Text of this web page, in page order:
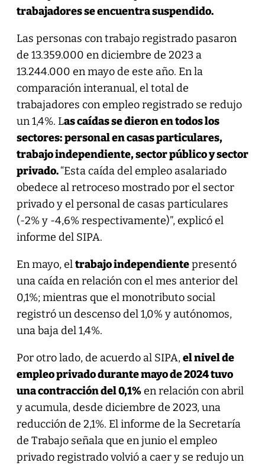
trabajadores se encuentra suspendido.
Las personas con trabajo registrado pasaron
de 13.359.000 en diciembre de 2023 a
13.244.000 en mayo de este año. En la
comparación interanual, el total de
trabajadores con empleo registrado se redujo
un 1,4%. Las caídas se dieron en todos los
sectores: personal en casas particulares,
trabajo independiente, sector público y sector
privado.“Esta caída del empleo asalariado
obedece al retroceso mostrado por el sector
privado y el personal de casas particulares
(-2% y -4,6% respectivamente)”, explicó el
informe del SIPA.
En mayo, eltrabajo independientepresentó
una caída en relación con el mes anterior del
0,1%; mientras que el monotributo social
registró un descenso del 1,0% y autónomos,
una baja del 1,4%.
Por otro lado, de acuerdo al SIPA,el nivel de
empleo privado durante mayo de 2024 tuvo
una contracción del 0,1%en relación con abril
y acumula, desde diciembre de 2023, una
reducción de 2,1%. El informe de la Secretaría
de Trabajo señala que en junio el empleo
privado registrado volvió a caer y se redujo un